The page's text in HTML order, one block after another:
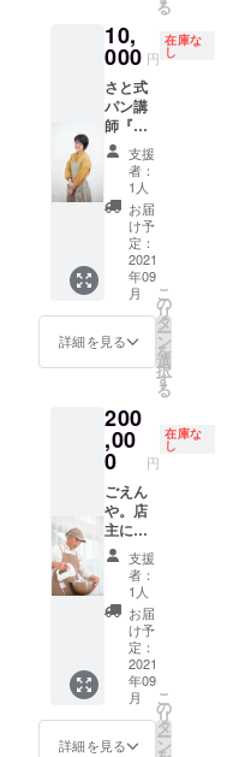
間を予
定して
おりま
す。 同
時にお
２人様
まで受
講して
いただ
けま
す。 事
前に
メール
にて詳
細の打
ち合わ
せをさ
どを決
定した
いと思
いま
す。 有
効期
限：令
和3年8
月〜令
和3年11
月（土
日祝を
除く）
https://i
nstagra
m.com/
satoshi
ki.pan.g
ます。
生で食
べても
美味し
い生食
パン
は、ほ
んのり
甘くふ
わふわ
食感！
焼くと
少し
もっち
りとし
た食感
にな
し上が
りいた
だく時
との違
いをお
楽しみ
いただ
けま
す。 冷
凍して
いただ
けれ
ば、お
よそ二
週間保
存可能
です。
https://i
る
10,
000 円
在庫な
し
さと式
パン講
師『と
も先
生』か
ら、イ
ベント
や通販
で大人
気の
『ミニ
マフィ
ンセッ
ト』を
冷凍便
でお届
ます。
特に人
気のフ
レー
バー
（ゴロ
ゴロ
チョ
コ・
コー
ヒー・
チーズ
ケーキ
風・季
節の果
物を
使った
マフィ
支援
者：
1人
お届
け予
定：
2021
年09
月
詳細を見る
こ
の
リ
タ
ー
ン
を
選
択
す
る
200
,00
0 円
在庫な
し
ごえん
や。店
主によ
る無添
加シ
フォン
ケーキ
のプラ
イベー
トレッ
スンに
受講し
ていた
だけま
支援
者：
1人
お届
け予
定：
2021
年09
月
詳細を見る
こ
の
リ
タ
ー
ン